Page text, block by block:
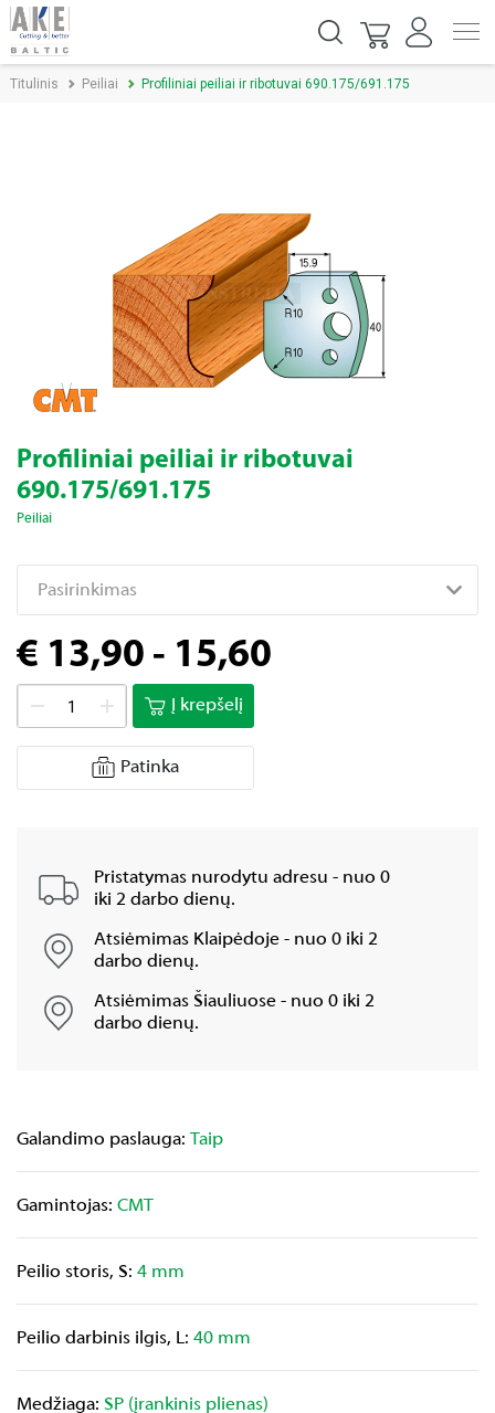
Titulinis Peiliai Profiliniai peiliai ir ribotuvai 690.175/691.175
Profiliniai peiliai ir ribotuvai
690.175/691.175
Peiliai
Pasirinkimas
€ 13,90 - 15,60
Į krepšelį
Patinka
Pristatymas nurodytu adresu - nuo 0
iki 2 darbo dienų.
Atsiėmimas Klaipėdoje - nuo 0 iki 2
darbo dienų.
Atsiėmimas Šiauliuose - nuo 0 iki 2
darbo dienų.
Galandimo paslauga: Taip
Gamintojas: CMT
Peilio storis, S: 4 mm
Peilio darbinis ilgis, L: 40 mm
Medžiaga: SP (įrankinis plienas)